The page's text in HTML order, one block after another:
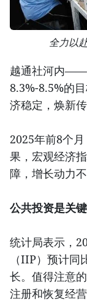
全力以
越通社河内——
8.3%-8.5%的
济稳定，焕新
2025年前8个
果，宏观经济
障，增长动力
公共投资是关
统计局表示，
（IIP）预计
长。值得注意
注册和恢复经